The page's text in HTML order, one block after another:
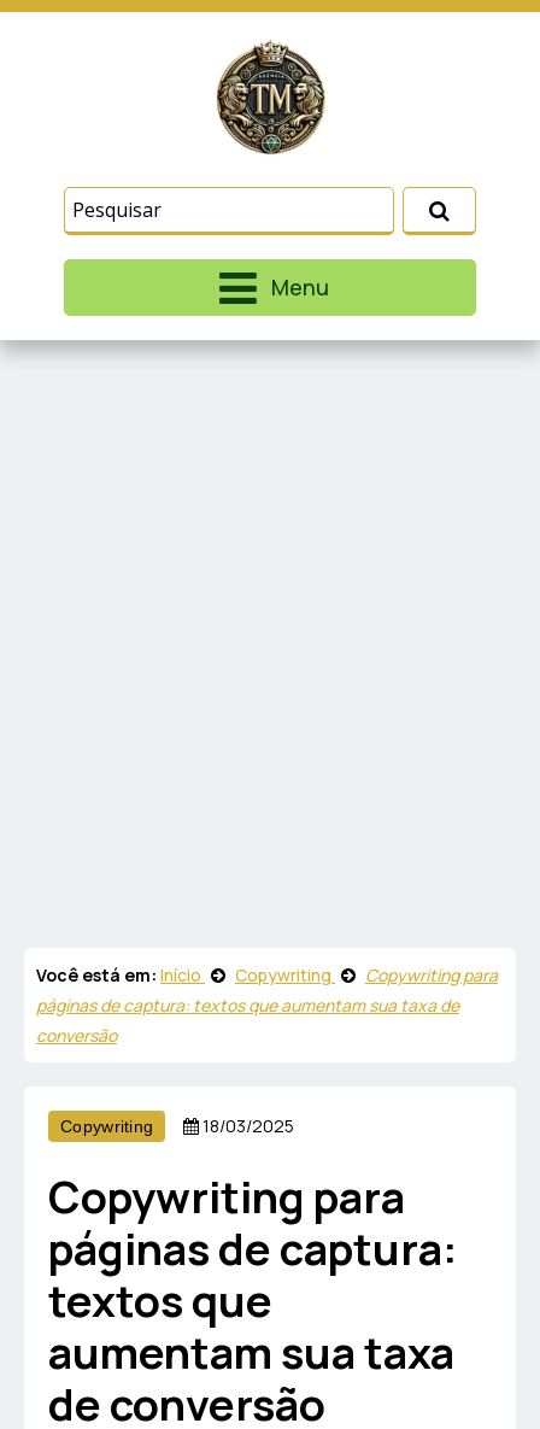
Menu
Você está em: Início Copywriting
Copywriting para
páginas de captura: textos que aumentam sua taxa de
conversão
Copywriting 18/03/2025
Copywriting para
páginas de captura:
textos que
aumentam sua taxa
de conversão
similares para lembrar e entender como você usa
nosso site, analisar seu uso de nossos produtos
e serviços, ajudar com nossos esforços de
marketing e fornecer conteúdo de terceiros. Leia
Termos e CondiçõesePolítica de